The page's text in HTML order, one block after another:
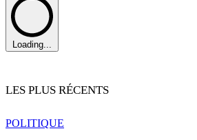
Loading...
LES PLUS RÉCENTS
POLITIQUE